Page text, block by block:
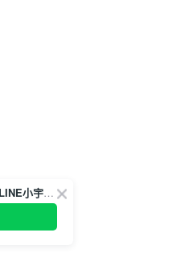
✨歡迎加入未來美LINE小宇宙💫